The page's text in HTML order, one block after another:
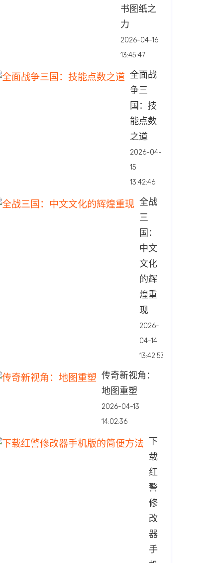
书图纸之
力
2026-04-16
13:45:47
全面战
争三
国：技
能点数
之道
2026-04-
15
13:42:46
全战
三
国：
中文
文化
的辉
煌重
现
2026-
04-14
13:42:53
传奇新视角：
地图重塑
2026-04-13
14:02:36
下
载
红
警
修
改
器
手